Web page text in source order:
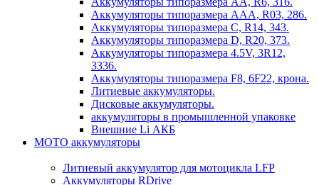
Аккумуляторы типоразмера ААА, R03, 286.
Аккумуляторы типоразмера С, R14, 343.
Аккумуляторы типоразмера D, R20, 373.
Аккумуляторы типоразмера 4.5V, 3R12,
3336.
Аккумуляторы типоразмера F8, 6F22, крона.
Литиевые аккумуляторы.
Дисковые аккумуляторы.
аккумуляторы в промышленной упаковке
Внешние Li АКБ
МОТО аккумуляторы
Литиевый аккумулятор для мотоцикла LFP
Аккумуляторы RDrive